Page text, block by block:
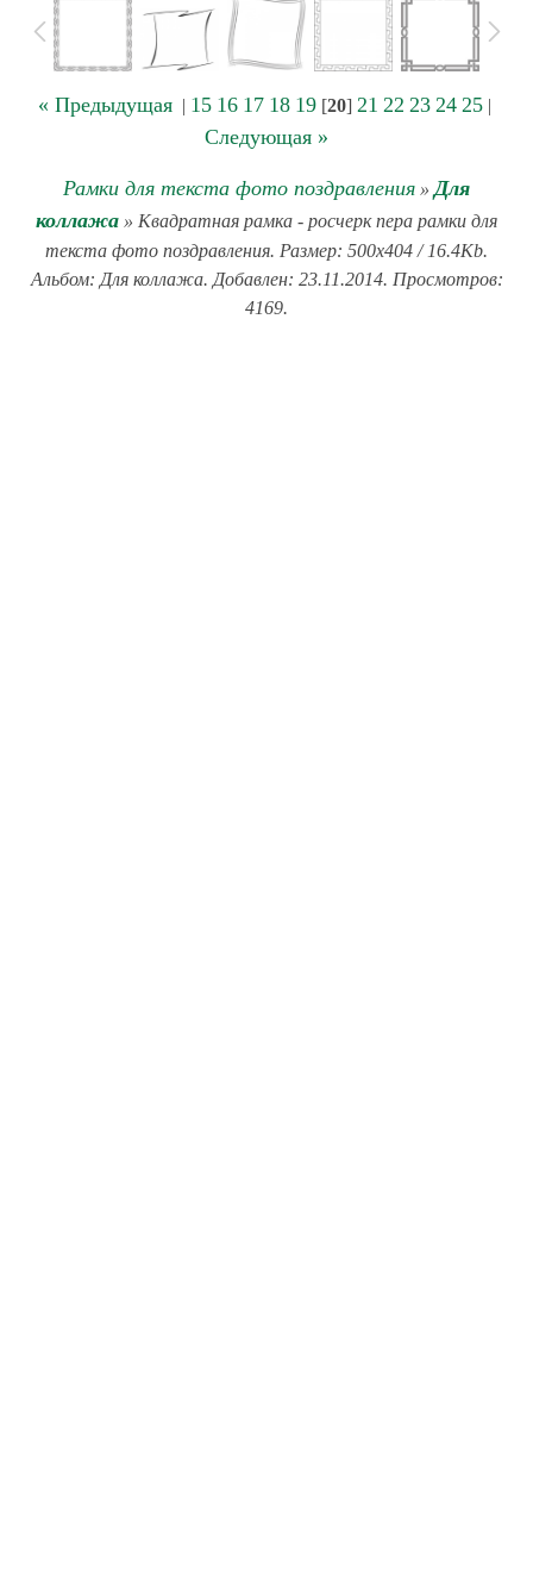
« Предыдущая| 15 16 17 18 19[20] 21 22 23 24 25|
Следующая »
Рамки для текста фото поздравления » Для
коллажа » Квадратная рамка - росчерк пера рамки для
текста фото поздравления. Размер: 500x404 / 16.4Kb.
Альбом: Для коллажа. Добавлен: 23.11.2014. Просмотров:
4169.